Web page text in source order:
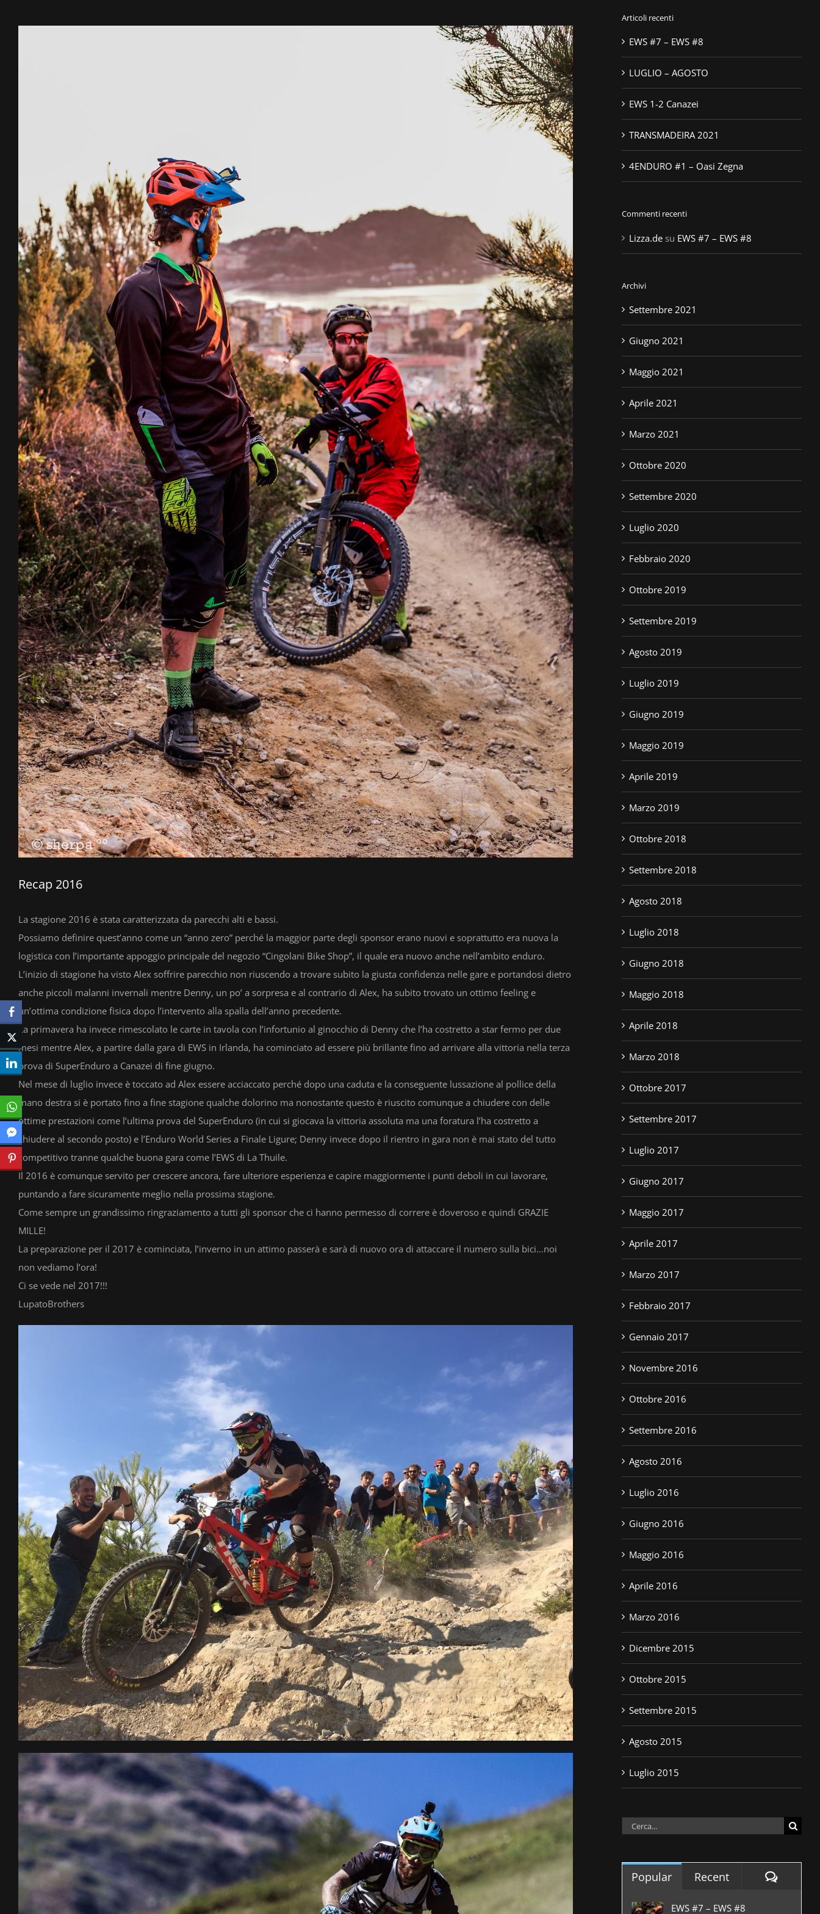
Recap 2016
La stagione 2016 è stata caratterizzata da parecchi alti e bassi.
Possiamo definire quest’anno come un “anno zero” perché la maggior parte degli sponsor erano nuovi e soprattutto era nuova la
logistica con l’importante appoggio principale del negozio “Cingolani Bike Shop”, il quale era nuovo anche nell’ambito enduro.
L’inizio di stagione ha visto Alex soffrire parecchio non riuscendo a trovare subito la giusta confidenza nelle gare e portandosi dietro
anche piccoli malanni invernali mentre Denny, un po’ a sorpresa e al contrario di Alex, ha subito trovato un ottimo feeling e
un’ottima condizione fisica dopo l’intervento alla spalla dell’anno precedente.
La primavera ha invece rimescolato le carte in tavola con l’infortunio al ginocchio di Denny che l’ha costretto a star fermo per due
mesi mentre Alex, a partire dalla gara di EWS in Irlanda, ha cominciato ad essere più brillante fino ad arrivare alla vittoria nella terza
prova di SuperEnduro a Canazei di fine giugno.
Nel mese di luglio invece è toccato ad Alex essere acciaccato perché dopo una caduta e la conseguente lussazione al pollice della
mano destra si è portato fino a fine stagione qualche dolorino ma nonostante questo è riuscito comunque a chiudere con delle
ottime prestazioni come l’ultima prova del SuperEnduro (in cui si giocava la vittoria assoluta ma una foratura l’ha costretto a
chiudere al secondo posto) e l’Enduro World Series a Finale Ligure; Denny invece dopo il rientro in gara non è mai stato del tutto
competitivo tranne qualche buona gara come l’EWS di La Thuile.
Il 2016 è comunque servito per crescere ancora, fare ulteriore esperienza e capire maggiormente i punti deboli in cui lavorare,
puntando a fare sicuramente meglio nella prossima stagione.
Come sempre un grandissimo ringraziamento a tutti gli sponsor che ci hanno permesso di correre è doveroso e quindi GRAZIE
MILLE!
La preparazione per il 2017 è cominciata, l’inverno in un attimo passerà e sarà di nuovo ora di attaccare il numero sulla bici…noi
non vediamo l’ora!
Ci se vede nel 2017!!!
LupatoBrothers
Articoli recenti
EWS #7 – EWS #8
LUGLIO – AGOSTO
EWS 1-2 Canazei
TRANSMADEIRA 2021
4ENDURO #1 – Oasi Zegna
Commenti recenti
Lizza.desu EWS #7 – EWS #8
Archivi
Settembre 2021
Giugno 2021
Maggio 2021
Aprile 2021
Marzo 2021
Ottobre 2020
Settembre 2020
Luglio 2020
Febbraio 2020
Ottobre 2019
Settembre 2019
Agosto 2019
Luglio 2019
Giugno 2019
Maggio 2019
Aprile 2019
Marzo 2019
Ottobre 2018
Settembre 2018
Agosto 2018
Luglio 2018
Giugno 2018
Maggio 2018
Aprile 2018
Marzo 2018
Ottobre 2017
Settembre 2017
Luglio 2017
Giugno 2017
Maggio 2017
Aprile 2017
Marzo 2017
Febbraio 2017
Gennaio 2017
Novembre 2016
Ottobre 2016
Settembre 2016
Agosto 2016
Luglio 2016
Giugno 2016
Maggio 2016
Aprile 2016
Marzo 2016
Dicembre 2015
Ottobre 2015
Settembre 2015
Agosto 2015
Luglio 2015
Cerca
Popular Recent
EWS #7 – EWS #8